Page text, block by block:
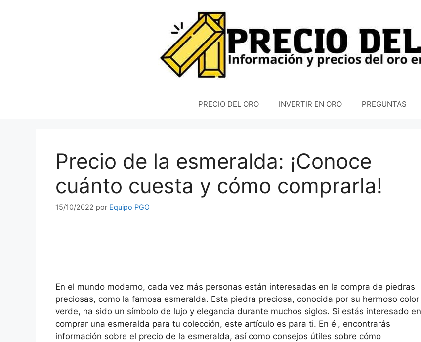
PRECIO DEL ORO INVERTIR EN ORO PREGUNTAS
Precio de la esmeralda: ¡Conoce
cuánto cuesta y cómo comprarla!
15/10/2022 por Equipo PGO
En el mundo moderno, cada vez más personas están interesadas en la compra de piedras
preciosas, como la famosa esmeralda. Esta piedra preciosa, conocida por su hermoso color
verde, ha sido un símbolo de lujo y elegancia durante muchos siglos. Si estás interesado en
comprar una esmeralda para tu colección, este artículo es para ti. En él, encontrarás
información sobre el precio de la esmeralda, así como consejos útiles sobre cómo